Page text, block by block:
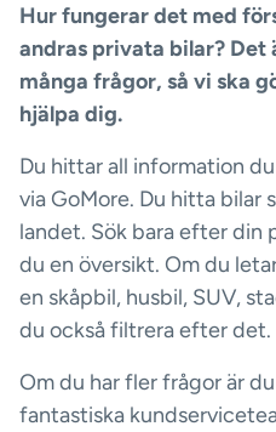
Hur fungerar det med
andras privata bilar?
många frågor, så vi ska
hjälpa dig.
Du hittar all information
via GoMore. Du hitta bilar
landet. Sök bara efter din
du en översikt. Om du
en skåpbil, husbil, SUV,
du också filtrera efter det.
Om du har fler frågor är
fantastiska